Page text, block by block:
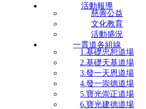
活動報導
慈善公益
文化教育
活動盛況
一貫道各組線
1.基礎忠恕道場
2.基礎天基道場
3.發一天恩道場
4.發一崇德道場
5.寶光崇正道場
6.寶光建德道場